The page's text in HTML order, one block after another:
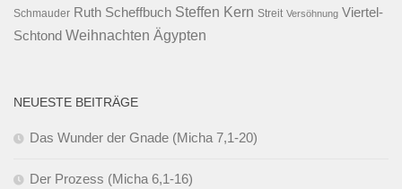
Schmauder Ruth Scheffbuch Steffen Kern Streit Versöhnung Viertel-
Schtond Weihnachten Ägypten
NEUESTE BEITRÄGE
Das Wunder der Gnade (Micha 7,1-20)
Der Prozess (Micha 6,1-16)